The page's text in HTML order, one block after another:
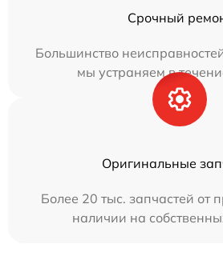
Срочный
Большинство
мы устраняем в
Оригинальные
Более 20 тыс. запчастей от
наличии на